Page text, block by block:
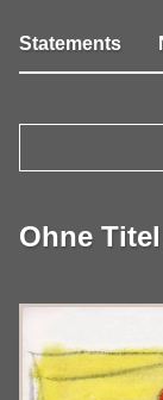
Statements
Ohne Titel